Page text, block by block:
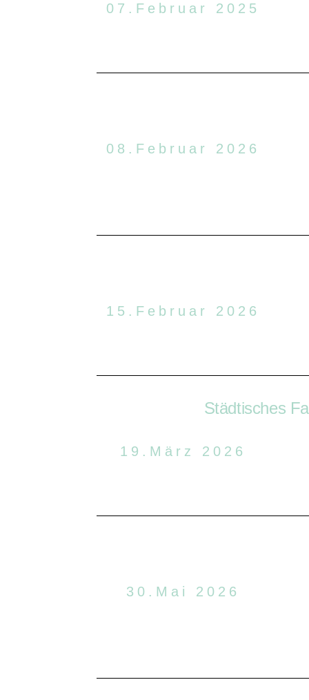
07.Februar 2025
08.Februar 2026
15.Februar 2026
Städtisches
19.März 2026
30.Mai 2026